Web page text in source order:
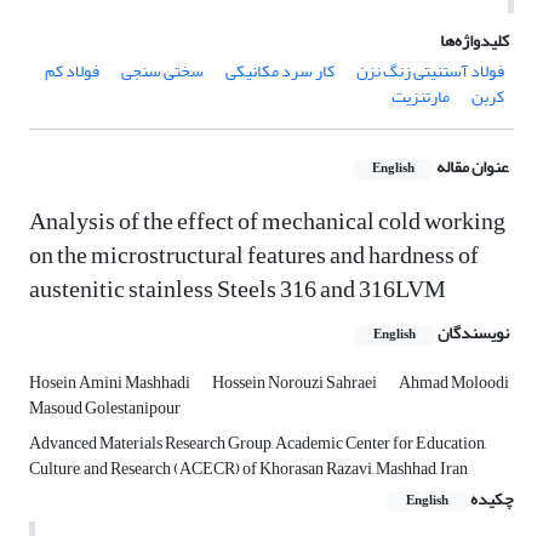
کلیدواژه‌ها
فولاد آستنیتی زنگ ‌نزن
کار سرد مکانیکی سختی ‌سنجی فولاد کم‌
کربن مارتنزیت
عنوان مقاله English
Analysis of the effect of mechanical cold working
on the microstructural features and hardness of
austenitic stainless Steels 316 and 316LVM
نویسندگان English
Hosein Amini Mashhadi Hossein Norouzi Sahraei Ahmad Moloodi
Masoud Golestanipour
Advanced Materials Research Group, Academic Center for Education,
Culture, and Research (ACECR) of Khorasan Razavi, Mashhad, Iran
چکیده
English